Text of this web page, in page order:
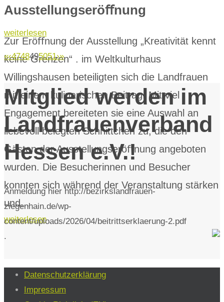
Ausstellungseröﬀnung
Zur Eröﬀnung der Ausstellung „Kreativität kennt
keine Grenzen“ . im Weltkulturhaus
Willingshausen beteiligten sich die Landfrauen
mit einem kulinarischen Beitrag. Mit viel
Engagement bereiteten sie eine Auswahl an
liebevoll belegten Schnittchen zu, die den
Gästen der Ausstellungseröﬀnung angeboten
wurden. Die Besucherinnen und Besucher
konnten sich während der Veranstaltung stärken
und...
weiterlesen
weiterlesen
«‹4748495051›»
Mitglied werden im
Landfrauenverband
Hessen e.V.!
Anmeldung hier http://bezirkslandfrauen-
ziegenhain.de/wp-
content/uploads/2026/04/beitrittserklaerung-2.pdf
.
Datenschutzerklärung
Impressum